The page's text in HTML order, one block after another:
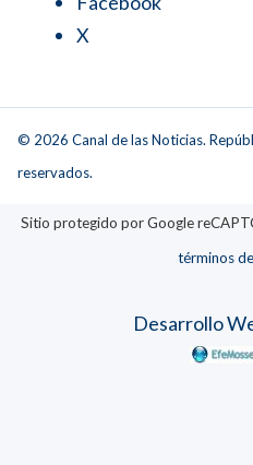
X
© 2026 Canal de las Noticias.
reservados.
Sitio protegido por Google
términos
Desarrollo